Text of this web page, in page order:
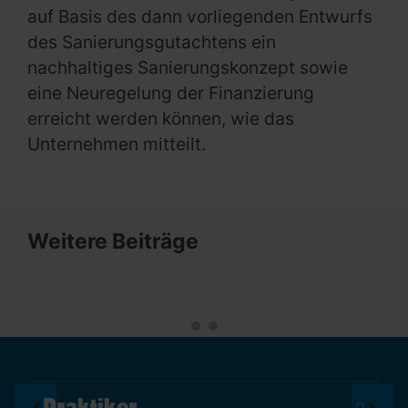
auf Basis des dann vorliegenden Entwurfs
des Sanierungsgutachtens ein
nachhaltiges Sanierungskonzept sowie
eine Neuregelung der Finanzierung
erreicht werden können, wie das
Unternehmen mitteilt.
Weitere Beiträge